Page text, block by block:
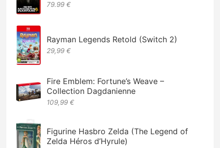
79.99 €
Rayman Legends Retold (Switch 2)
29,99 €
Fire Emblem: Fortune’s Weave –
Collection Dagdanienne
109,99 €
Figurine Hasbro Zelda (The Legend of
Zelda Héros d’Hyrule)